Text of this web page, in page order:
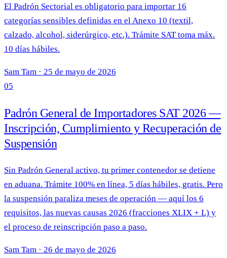
El Padrón Sectorial es obligatorio para importar 16
categorías sensibles definidas en el Anexo 10 (textil,
calzado, alcohol, siderúrgico, etc.). Trámite SAT toma máx.
10 días hábiles.
Sam Tam · 25 de mayo de 2026
05
Padrón General de Importadores SAT 2026 —
Inscripción, Cumplimiento y Recuperación de
Suspensión
Sin Padrón General activo, tu primer contenedor se detiene
en aduana. Trámite 100% en línea, 5 días hábiles, gratis. Pero
la suspensión paraliza meses de operación — aquí los 6
requisitos, las nuevas causas 2026 (fracciones XLIX + L) y
el proceso de reinscripción paso a paso.
Sam Tam · 26 de mayo de 2026